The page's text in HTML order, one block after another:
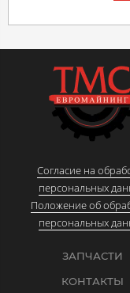
Согласие на
персональных
Положение об
персональных
ЗАПЧАСТИ
КОНТАКТЫ